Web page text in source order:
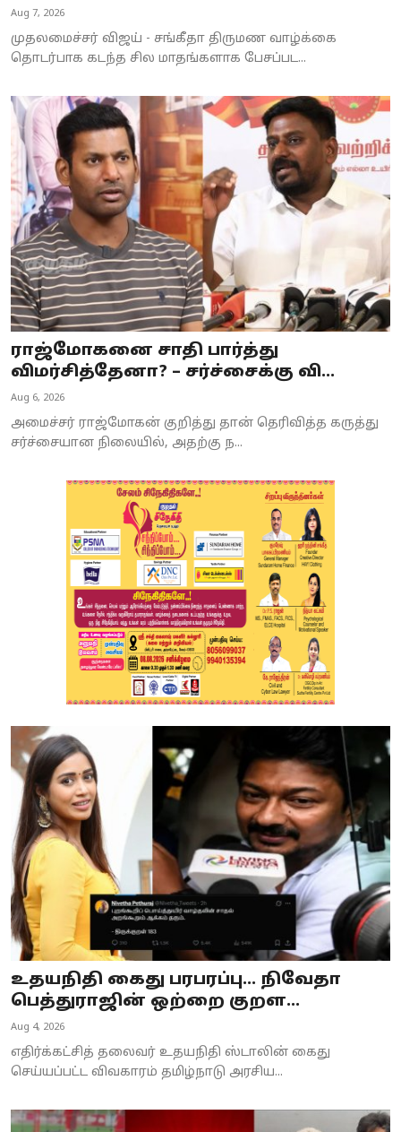
Spirituality
Weather
Politics
Aug 7, 2026
முதலமைச்சர் விஜய் - சங்கீதா திருமண வாழ்க்கை
தொடர்பாக கடந்த சில மாதங்களாக பேசப்பட...
ராஜ்மோகனை சாதி பார்த்து
விமர்சித்தேனா? – சர்ச்சைக்கு வி...
Aug 6, 2026
அமைச்சர் ராஜ்மோகன் குறித்து தான் தெரிவித்த கருத்து
சர்ச்சையான நிலையில், அதற்கு ந...
உதயநிதி கைது பரபரப்பு... நிவேதா
பெத்துராஜின் ஒற்றை குறள...
Aug 4, 2026
எதிர்க்கட்சித் தலைவர் உதயநிதி ஸ்டாலின் கைது
செய்யப்பட்ட விவகாரம் தமிழ்நாடு அரசிய...